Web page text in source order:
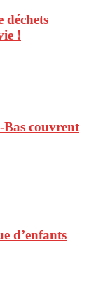
déchets
!
Bas couvrent
d’enfants